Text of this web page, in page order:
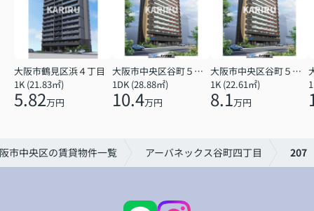
大阪市鶴見区浜４丁目
1K (21.83㎡)
5.82万円
大阪市中央区谷町５丁目
1DK (28.88㎡)
10.4万円
大阪市中央区谷町５丁目
1K (22.61㎡)
8.1万円
市中央区の賃貸物件一覧 アーバネックス谷町四丁目 207